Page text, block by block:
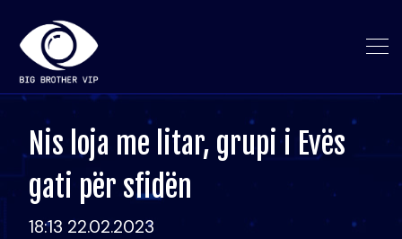
Nis loja me litar, grupi i Evës
gati për sfidën
18:13 22.02.2023